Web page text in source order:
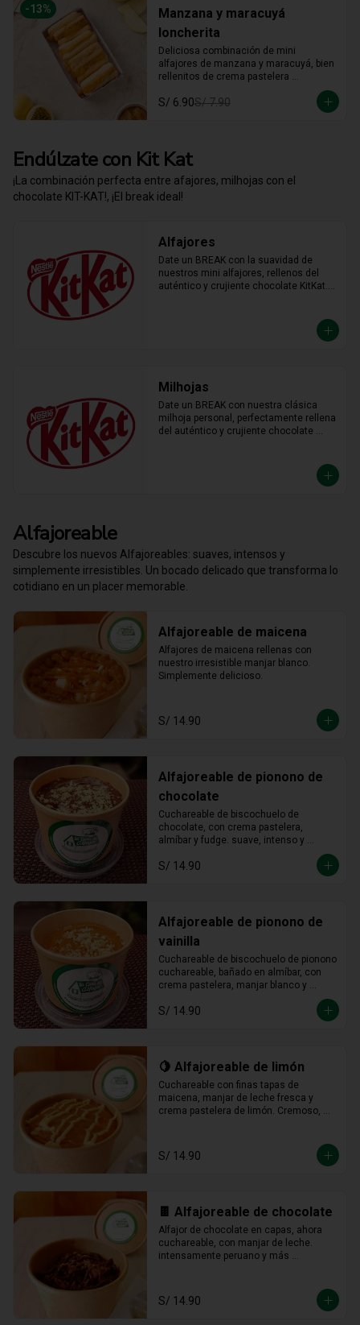
-13%
Manzana y maracuyá
loncherita
Deliciosa combinación de mini
alfajores de manzana y maracuyá, bien
rellenitos de crema pastelera
crema de maracuyá... Irresistible!!
S/ 6.90S/ 7.90
Endúlzate con Kit Kat
¡La combinación perfecta entre afajores, milhojas con el
chocolate KIT-KAT!, ¡El break ideal!
Alfajores
Date un BREAK con la suavidad de
nuestros mini alfajores, rellenos del
auténtico y crujiente chocolate KitKat.
Milhojas
Date un BREAK con nuestra clásica
milhoja personal, perfectamente rellena
del auténtico y crujiente chocolate
desconectar y disfrutar de un placer
crujiente que no vas a querer compartir.
Alfajoreable
Descubre los nuevos Alfajoreables: suaves, intensos y
simplemente irresistibles. Un bocado delicado que transforma lo
cotidiano en un placer memorable.
Alfajoreable de maicena
Alfajores de maicena rellenas con
nuestro irresistible manjar blanco.
Simplemente delicioso.
S/ 14.90
Alfajoreable de pionono de
chocolate
Cuchareable de biscochuelo de
chocolate, con crema pastelera,
almíbar y fudge. suave, intenso y
cucharada.
S/ 14.90
Alfajoreable de pionono de
vainilla
Cuchareable de biscochuelo de pionono
cuchareable, bañado en almíbar, con
crema pastelera, manjar blanco y
fudge. Suave, dulce y una delicia que
se disfruta a cucharadas.
S/ 14.90
🍋 Alfajoreable de limón
Cuchareable con finas tapas de
maicena, manjar de leche fresca y
crema pastelera de limón. Cremoso,
S/ 14.90
🍫 Alfajoreable de chocolate
Alfajor de chocolate en capas, ahora
cuchareable, con manjar de leche.
intensamente peruano y más
S/ 14.90